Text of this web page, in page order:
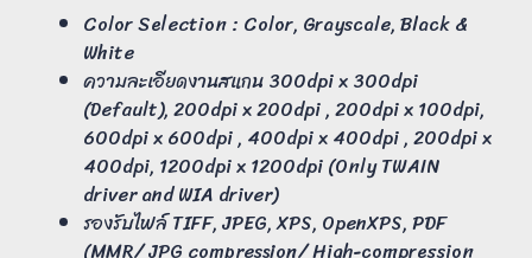
Color Selection : Color, Grayscale, Black &
White
ความละเอียดงานสแกน 300dpi x 300dpi
(Default), 200dpi x 200dpi , 200dpi x 100dpi,
600dpi x 600dpi , 400dpi x 400dpi , 200dpi x
400dpi, 1200dpi x 1200dpi (Only TWAIN
driver and WIA driver)
รองรับไฟล์ TIFF, JPEG, XPS, OpenXPS, PDF